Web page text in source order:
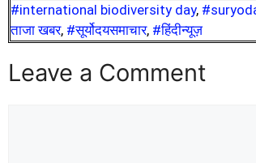
#international biodiversity day,
ताजा खबर, #सूर्योदयसमाचार, #हिंदीन्यूज़
Leave a Comment